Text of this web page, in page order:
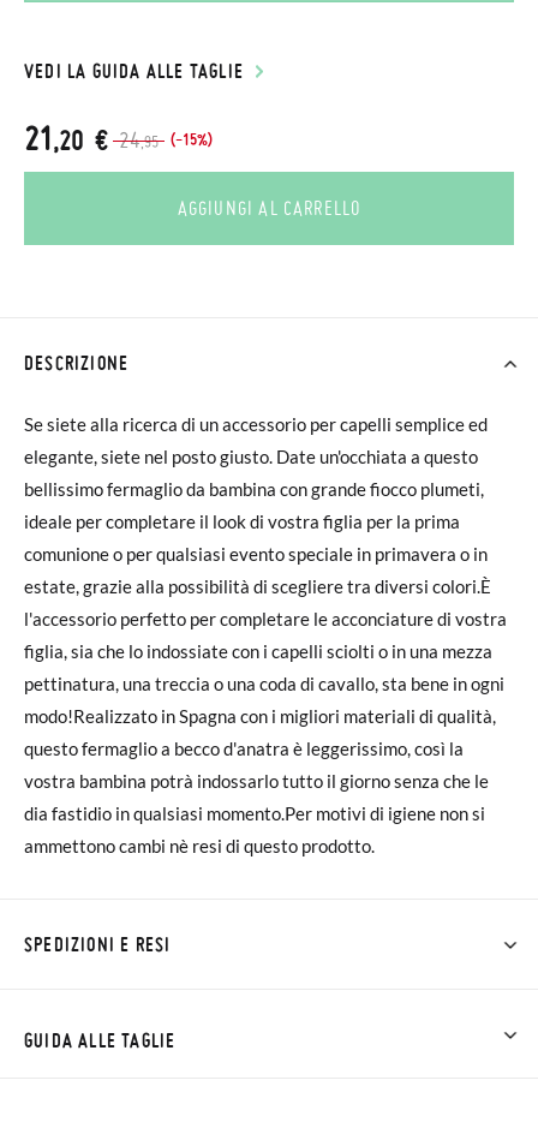
VEDI LA GUIDA ALLE TAGLIE
24,95 (-15%)
21,20 €
AGGIUNGI AL CARRELLO
DESCRIZIONE
Se siete alla ricerca di un accessorio per capelli semplice ed
elegante, siete nel posto giusto. Date un'occhiata a questo
bellissimo fermaglio da bambina con grande fiocco plumeti,
ideale per completare il look di vostra figlia per la prima
comunione o per qualsiasi evento speciale in primavera o in
estate, grazie alla possibilità di scegliere tra diversi colori.È
l'accessorio perfetto per completare le acconciature di vostra
figlia, sia che lo indossiate con i capelli sciolti o in una mezza
pettinatura, una treccia o una coda di cavallo, sta bene in ogni
modo!Realizzato in Spagna con i migliori materiali di qualità,
questo fermaglio a becco d'anatra è leggerissimo, così la
vostra bambina potrà indossarlo tutto il giorno senza che le
dia fastidio in qualsiasi momento.Per motivi di igiene non si
ammettono cambi nè resi di questo prodotto.
SPEDIZIONI E RESI
ordini inferiori a 30 €, la spedizione standard costa 3,95 € e
GUIDA ALLE TAGLIE